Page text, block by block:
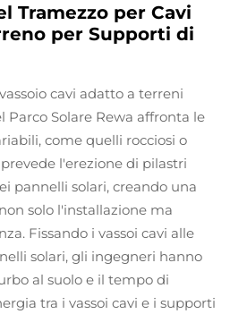
Tramezzo per Cavi
per Supporti di
cavi adatto a terreni
Solare Rewa affronta le
come quelli rocciosi o
l'erezione di pilastri
pannelli solari, creando una
solo l'installazione ma
Fissando i vassoi cavi alle
solari, gli ingegneri hanno
al suolo e il tempo di
tra i vassoi cavi e i supporti